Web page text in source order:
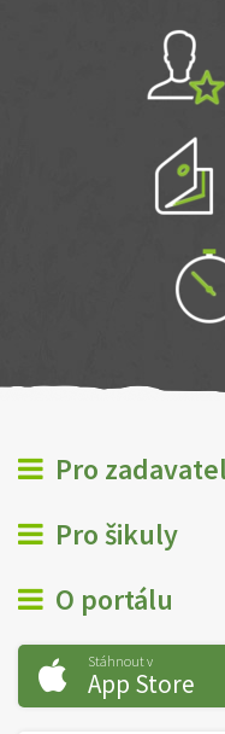
Pro
Pro šikuly
O portálu
Stáhnout v
App Store